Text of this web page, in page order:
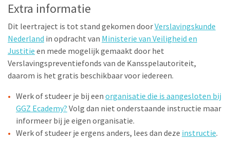
Extra informatie
Dit leertraject is tot stand gekomen doorVerslavingskunde
Nederland in opdracht van Ministerie van Veiligheid en
Justitie en mede mogelijk gemaakt door het
Verslavingspreventiefonds van de Kansspelautoriteit,
daarom is het gratis beschikbaar voor iedereen.
Werk of studeer je bij een organisatie die is aangesloten bij
GGZ Ecademy? Volg dan niet onderstaande instructie maar
informeer bij je eigen organisatie.
Werk of studeer je ergens anders, lees dan deze instructie.